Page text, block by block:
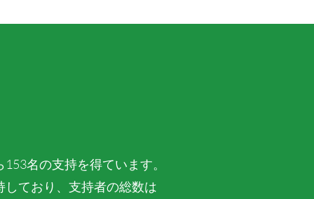
名の支持を得ています。
ており、支持者の総数は